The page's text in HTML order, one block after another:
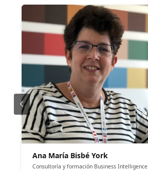
Ana María Bisbé York
Consultoría y formación Business Intelligence